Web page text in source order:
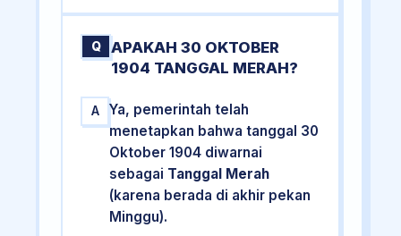
Q
APAKAH 30 OKTOBER
1904 TANGGAL MERAH?
A
Ya, pemerintah telah
menetapkan bahwa tanggal 30
Oktober 1904 diwarnai
sebagai Tanggal Merah
(karena berada di akhir pekan
Minggu).